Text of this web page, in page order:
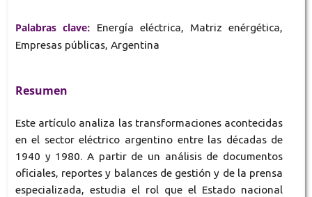
Palabras clave:
Energía eléctrica, Matriz enérgética,
Empresas públicas, Argentina
Resumen
Este artículo analiza las transformaciones acontecidas
en el sector eléctrico argentino entre las décadas de
1940 y 1980. A partir de un análisis de documentos
oficiales, reportes y balances de gestión y de la prensa
especializada, estudia el rol que el Estado nacional